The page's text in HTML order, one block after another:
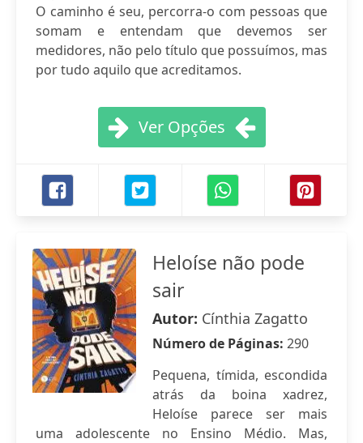
O caminho é seu, percorra-o com pessoas que
somam e entendam que devemos ser
medidores, não pelo título que possuímos, mas
por tudo aquilo que acreditamos.
Ver Opções
Heloíse não pode
sair
Autor: Cínthia Zagatto
Número de Páginas: 290
Pequena, tímida, escondida
atrás da boina xadrez,
Heloíse parece ser mais
uma adolescente no Ensino Médio. Mas,